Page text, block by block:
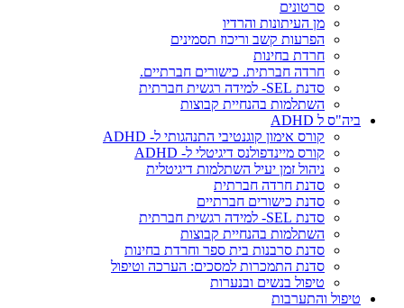
סרטונים
מן העיתונות והרדיו
הפרעות קשב וריכוז תסמינים
חרדת בחינות
חרדה חברתית. כישורים חברתיים.
סדנת SEL- למידה רגשית חברתית
השתלמות בהנחיית קבוצות
ביה"ס ל ADHD
קורס אימון קוגנטיבי התנהגותי ל- ADHD
קורס מיינדפולנס דיגיטלי ל- ADHD
ניהול זמן יעיל השתלמות דיגיטלית
סדנת חרדה חברתית
סדנת כישורים חברתיים
סדנת SEL- למידה רגשית חברתית
השתלמות בהנחיית קבוצות
סדנת סרבנות בית ספר וחרדת בחינות
סדנת התמכרות למסכים: הערכה וטיפול
טיפול בנשים ובנערות
טיפול והתערבות